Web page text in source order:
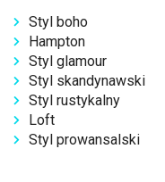
Styl boho
Hampton
Styl glamour
Styl skandynawski
Styl rustykalny
Loft
Styl prowansalski